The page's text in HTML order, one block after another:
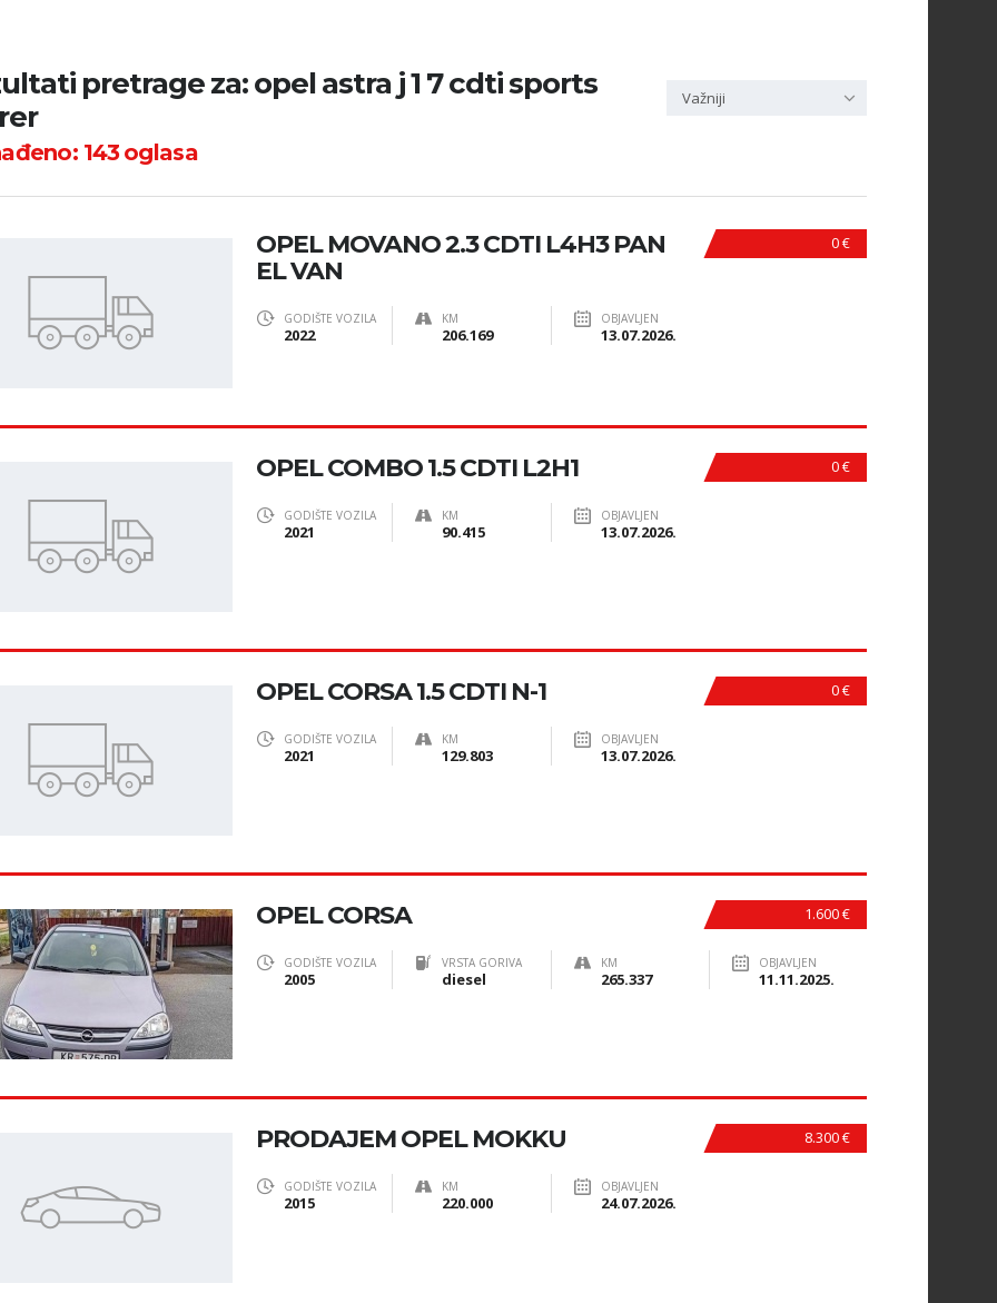
pretrage za: opel astra j 1 7 cdti sports
143oglasa
Važniji
0 €
OPEL MOVANO 2.3 CDTI L4H3 PAN
EL VAN
GODIŠTE VOZILA
2022
KM
206.169
OBJAVLJEN
13.07.2026.
0 €
OPEL COMBO 1.5 CDTI L2H1
GODIŠTE VOZILA
2021
KM
90.415
OBJAVLJEN
13.07.2026.
0 €
OPEL CORSA 1.5 CDTI N-1
GODIŠTE VOZILA
2021
KM
129.803
OBJAVLJEN
13.07.2026.
1.600 €
OPEL CORSA
GODIŠTE VOZILA
2005
VRSTA GORIVA
diesel
KM
265.337
OBJAVLJEN
11.11.2025.
8.300 €
PRODAJEM OPEL MOKKU
GODIŠTE VOZILA
2015
KM
220.000
OBJAVLJEN
24.07.2026.